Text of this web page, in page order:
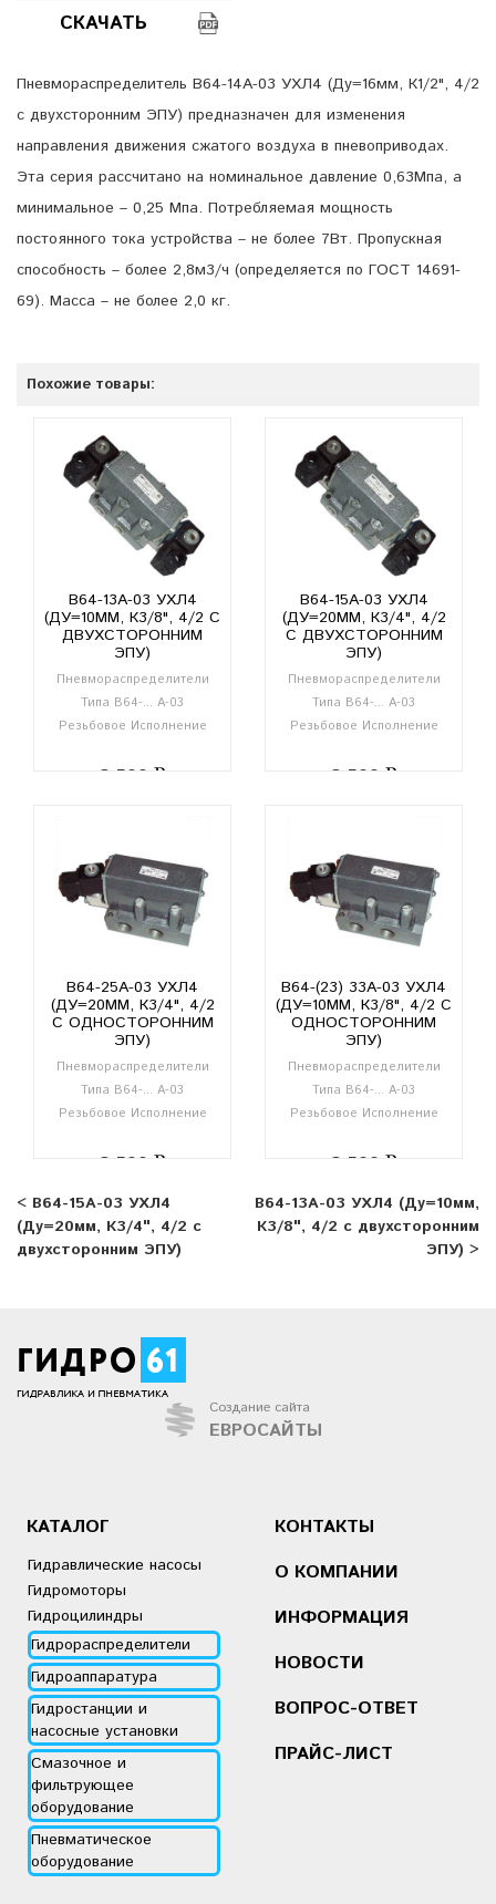
СКАЧАТЬ
Пневмораспределитель В64-14А-03 УХЛ4 (Ду=16мм, К1/2", 4/2
с двухсторонним ЭПУ) предназначен для изменения
направления движения сжатого воздуха в пневоприводах.
Эта серия рассчитано на номинальное давление 0,63Мпа, а
минимальное – 0,25 Мпа. Потребляемая мощность
постоянного тока устройства – не более 7Вт. Пропускная
способность – более 2,8м3/ч (определяется по ГОСТ 14691-
69). Масса – не более 2,0 кг.
Похожие товары:
В64-13А-03 УХЛ4
(ДУ=10ММ, К3/8", 4/2 С
ДВУХСТОРОННИМ
ЭПУ)
Пневмораспределители
Типа В64-... А-03
Резьбовое Исполнение
3 500
В64-15А-03 УХЛ4
(ДУ=20ММ, К3/4", 4/2
С ДВУХСТОРОННИМ
ЭПУ)
Пневмораспределители
Типа В64-... А-03
Резьбовое Исполнение
3 500
В64-25А-03 УХЛ4
(ДУ=20ММ, К3/4", 4/2
С ОДНОСТОРОННИМ
ЭПУ)
Пневмораспределители
Типа В64-... А-03
Резьбовое Исполнение
3 500
В64-(23) 33А-03 УХЛ4
(ДУ=10ММ, К3/8", 4/2 С
ОДНОСТОРОННИМ
ЭПУ)
Пневмораспределители
Типа В64-... А-03
Резьбовое Исполнение
3 500
< В64-15А-03 УХЛ4
(Ду=20мм, К3/4", 4/2 с
двухсторонним ЭПУ)
В64-13А-03 УХЛ4 (Ду=10мм,
К3/8", 4/2 с двухсторонним
ЭПУ) >
Создание сайта
ЕВРОСАЙТЫ
КАТАЛОГ
Гидравлические насосы
Гидромоторы
Гидроцилиндры
Гидрораспределители
Гидроаппаратура
Гидростанции и
насосные установки
Смазочное и
фильтрующее
оборудование
Пневматическое
оборудование
КОНТАКТЫ
О КОМПАНИИ
ИНФОРМАЦИЯ
НОВОСТИ
ВОПРОС-ОТВЕТ
ПРАЙС-ЛИСТ